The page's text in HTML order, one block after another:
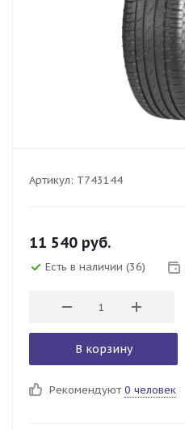
Артикул: T743144
11 540 руб.
Есть в наличии (36)
В корзину
Рекомендуют 0 человек